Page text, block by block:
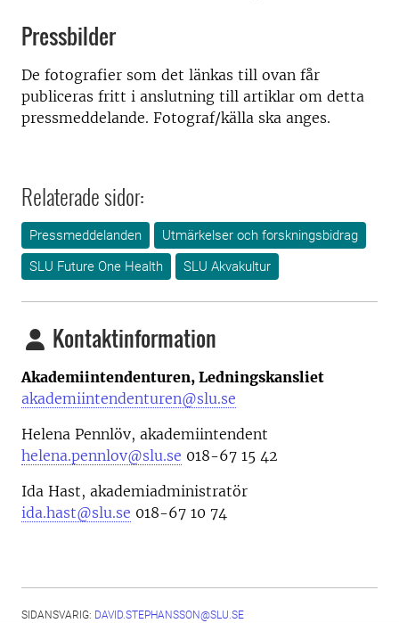
Pressbilder
De fotografier som det länkas till ovan får
publiceras fritt i anslutning till artiklar om detta
pressmeddelande. Fotograf/källa ska anges.
Relaterade sidor:
Pressmeddelanden
Utmärkelser och forskningsbidrag
SLU Future One Health
SLU Akvakultur
Kontaktinformation
Akademiintendenturen, Ledningskansliet
akademiintendenturen@slu.se
Helena Pennlöv, akademiintendent
helena.pennlov@slu.se 018-67 15 42
Ida Hast, akademiadministratör
ida.hast@slu.se 018-67 10 74
SIDANSVARIG: DAVID.STEPHANSSON@SLU.SE